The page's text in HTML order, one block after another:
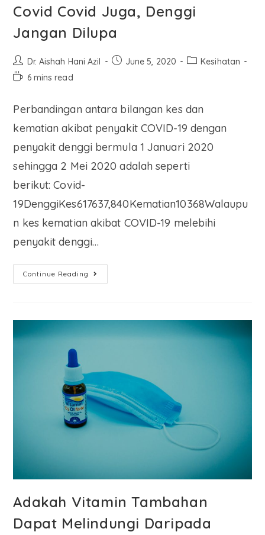
Covid Covid Juga, Denggi
Jangan Dilupa
Dr. Aishah Hani Azil June 5, 2020
Kesihatan
6 mins read
Perbandingan antara bilangan kes dan
kematian akibat penyakit COVID-19 dengan
penyakit denggi bermula 1 Januari 2020
sehingga 2 Mei 2020 adalah seperti
berikut: Covid-
19DenggiKes617637,840Kematian10368Walaupu
n kes kematian akibat COVID-19 melebihi
penyakit denggi…
Continue Reading
Adakah Vitamin Tambahan
Dapat Melindungi Daripada